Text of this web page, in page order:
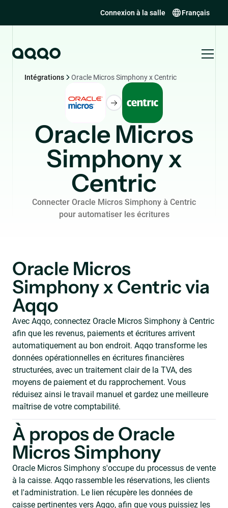
Connexion à la salle Français
Intégrations Oracle Micros Simphony x Centric
Oracle Micros
Simphony x
Centric
Connecter Oracle Micros Simphony à Centric
pour automatiser les écritures
Oracle Micros
Simphony x Centric via
Aqqo
Avec Aqqo, connectez Oracle Micros Simphony à Centric
afin que les revenus, paiements et écritures arrivent
automatiquement au bon endroit. Aqqo transforme les
données opérationnelles en écritures financières
structurées, avec un traitement clair de la TVA, des
moyens de paiement et du rapprochement. Vous
réduisez ainsi le travail manuel et gardez une meilleure
maîtrise de votre comptabilité.
À propos de Oracle
Micros Simphony
Oracle Micros Simphony s'occupe du processus de vente
à la caisse. Aqqo rassemble les réservations, les clients
et l'administration. Le lien récupère les données de
caisse pertinentes vers Aqqo, afin que vous puissiez les